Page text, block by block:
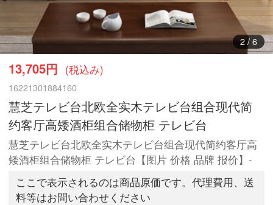
3/ 6
13,705円 (税込み)
16221301884160
慧芝テレビ台北欧全实木テレビ台组合现代简
约客厅高矮酒柜组合储物柜 テレビ台
慧芝テレビ台北欧全实木テレビ台组合现代简约客厅高
矮酒柜组合储物柜 テレビ台【图片 价格 品牌 报价】-
ここで表示されるのは商品原価です。代理費用、送
料等はお問い合わせください